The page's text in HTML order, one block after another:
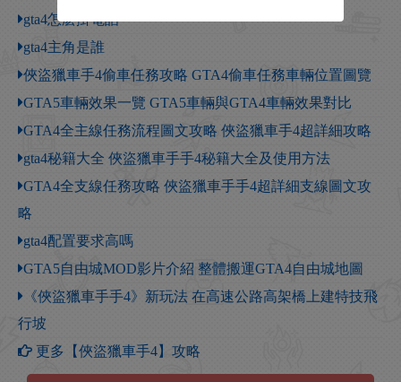
gta4怎麽掛電話
gta4主角是誰
俠盜獵車手4偷車任務攻略 GTA4偷車任務車輛位置圖覽
GTA5車輛效果一覽 GTA5車輛與GTA4車輛效果對比
GTA4全主線任務流程圖文攻略 俠盜獵車手4超詳細攻略
gta4秘籍大全 俠盜獵車手手4秘籍大全及使用方法
GTA4全支線任務攻略 俠盜獵車手手4超詳細支線圖文攻
略
gta4配置要求高嗎
GTA5自由城MOD影片介紹 整體搬運GTA4自由城地圖
《俠盜獵車手手4》新玩法 在高速公路高架橋上建特技飛
行坡
更多【俠盜獵車手4】攻略